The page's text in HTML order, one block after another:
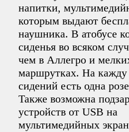
напитки,
которым выдают
наушника. В атобусе
сиденья во всяком
чем в Аллегро и
маршрутках. На кажду
сидений есть одна
Также возможна
устройств от USB на
мультимедийных